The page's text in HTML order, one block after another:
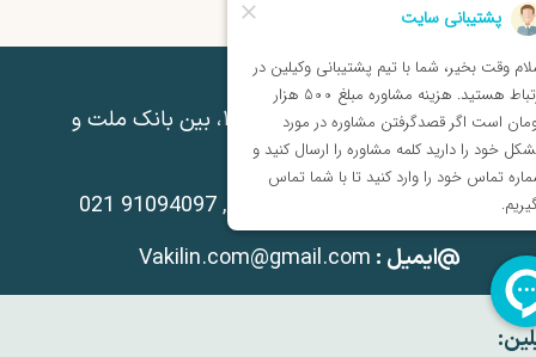
:
شیراز، فلکه گاز، نبش کوچه ۱۳، بین بانک ملت و
ساختمان ۵۶۲، طبقه همکف
021 91094097 , 071 91094097
ایمیل : Vakilin.com@gmail.com